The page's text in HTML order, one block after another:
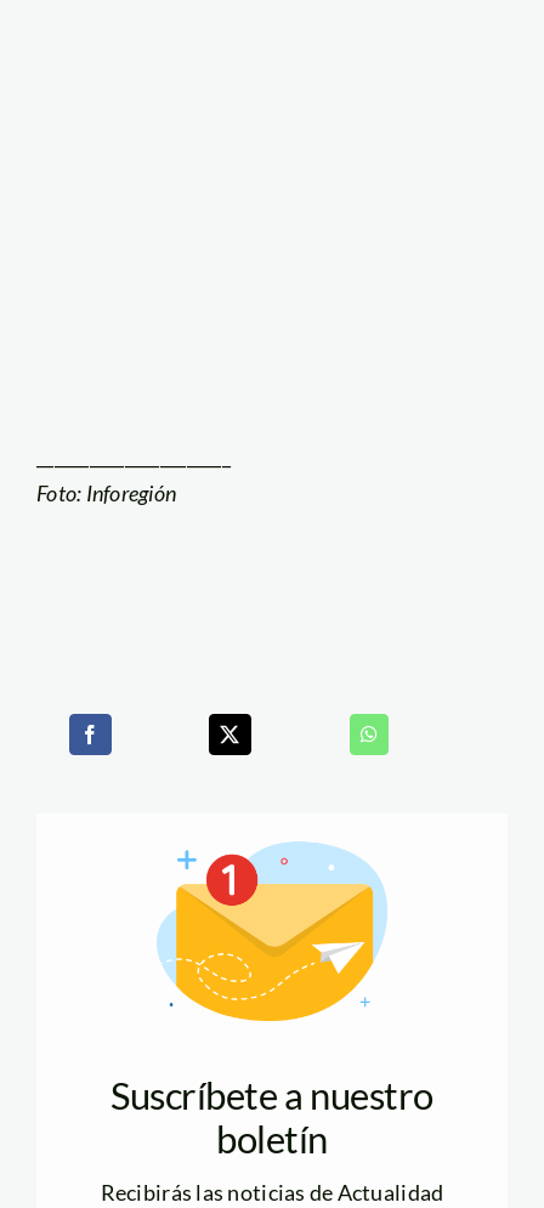
Foto: Inforegión
Suscríbete a nuestro
boletín
Recibirás las noticias de Actualidad